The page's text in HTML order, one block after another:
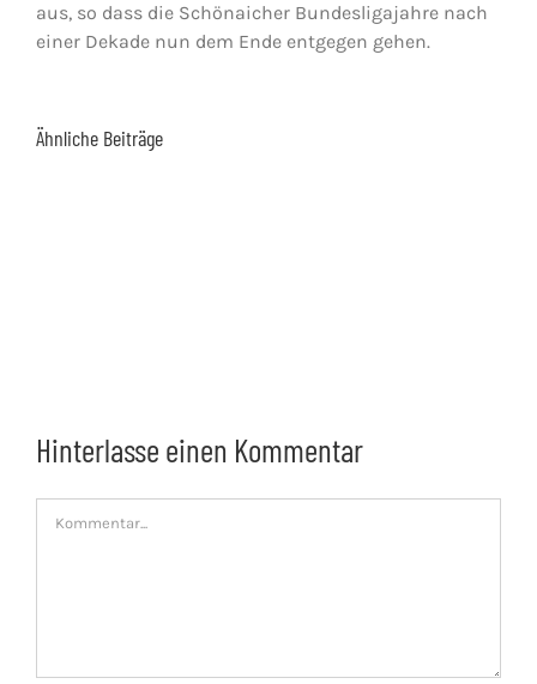
aus, so dass die Schönaicher Bundesligajahre nach
einer Dekade nun dem Ende entgegen gehen.
Ähnliche Beiträge
Hinterlasse einen Kommentar